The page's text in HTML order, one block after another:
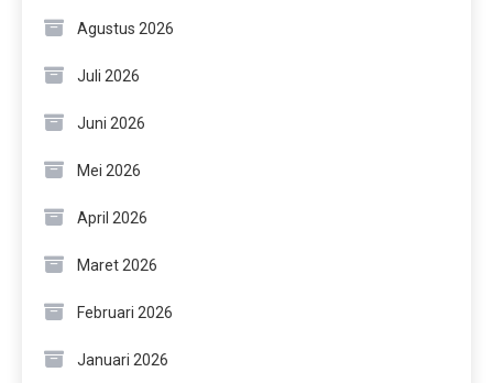
Agustus 2026
Juli 2026
Juni 2026
Mei 2026
April 2026
Maret 2026
Februari 2026
Januari 2026